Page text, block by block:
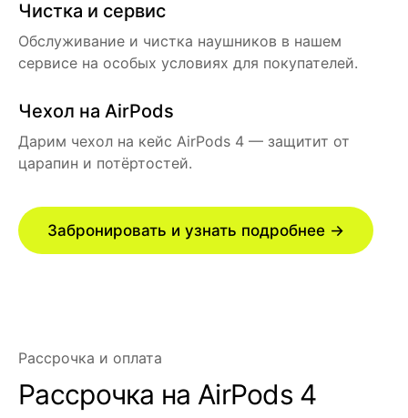
Чистка и сервис
Обслуживание и чистка наушников в нашем
сервисе на особых условиях для покупателей.
Чехол на AirPods
Дарим чехол на кейс AirPods 4 — защитит от
царапин и потёртостей.
Забронировать и узнать подробнее →
Рассрочка и оплата
Рассрочка на AirPods 4